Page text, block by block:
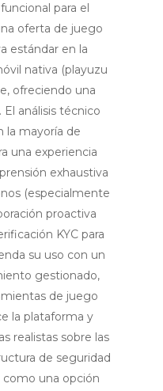
para el
oferta de juego
estándar en la
nativa (playuzu
ofreciendo una
análisis técnico
la mayoría de
una experiencia
exhaustiva
(especialmente
proactiva
KYC para
su uso con un
gestionado,
de juego
la plataforma y
realistas sobre las
de seguridad
una opción